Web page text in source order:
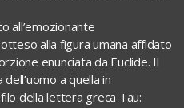
all’emozionante
alla figura umana affidato
enunciata da Euclide. Il
a quella in
della lettera greca Tau: